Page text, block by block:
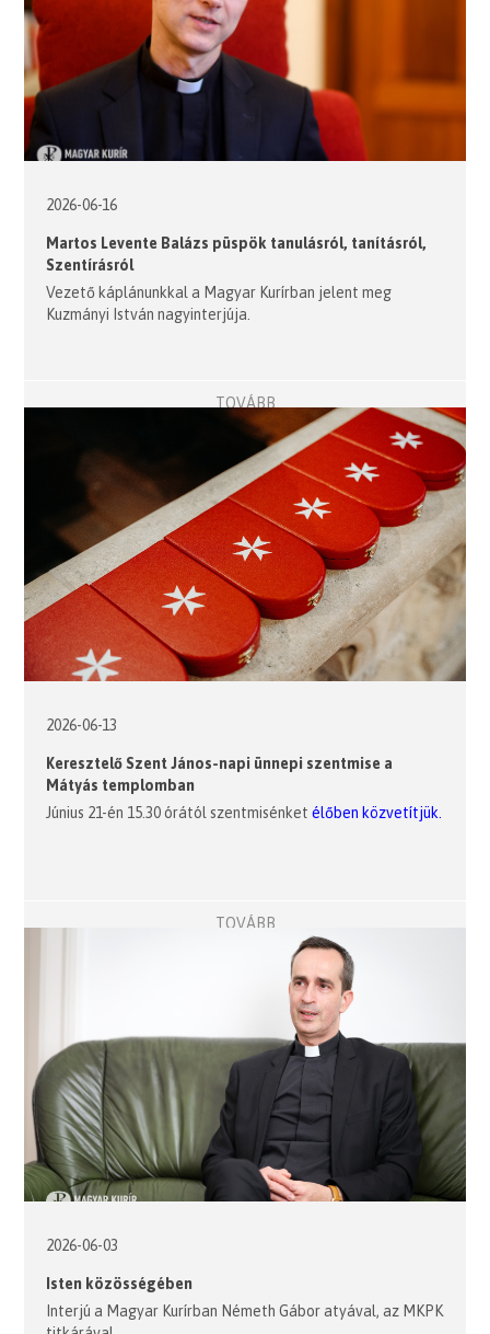
2026-06-16
Martos Levente Balázs püspök tanulásról, tanításról,
Szentírásról
Vezető káplánunkkal a Magyar Kurírban jelent meg
Kuzmányi István nagyinterjúja.
TOVÁBB
2026-06-13
Keresztelő Szent János-napi ünnepi szentmise a
Mátyás templomban
Június 21-én 15.30 órától szentmisénketélőben közvetítjük.
TOVÁBB
2026-06-03
Isten közösségében
Interjú a Magyar Kurírban Németh Gábor atyával, az MKPK